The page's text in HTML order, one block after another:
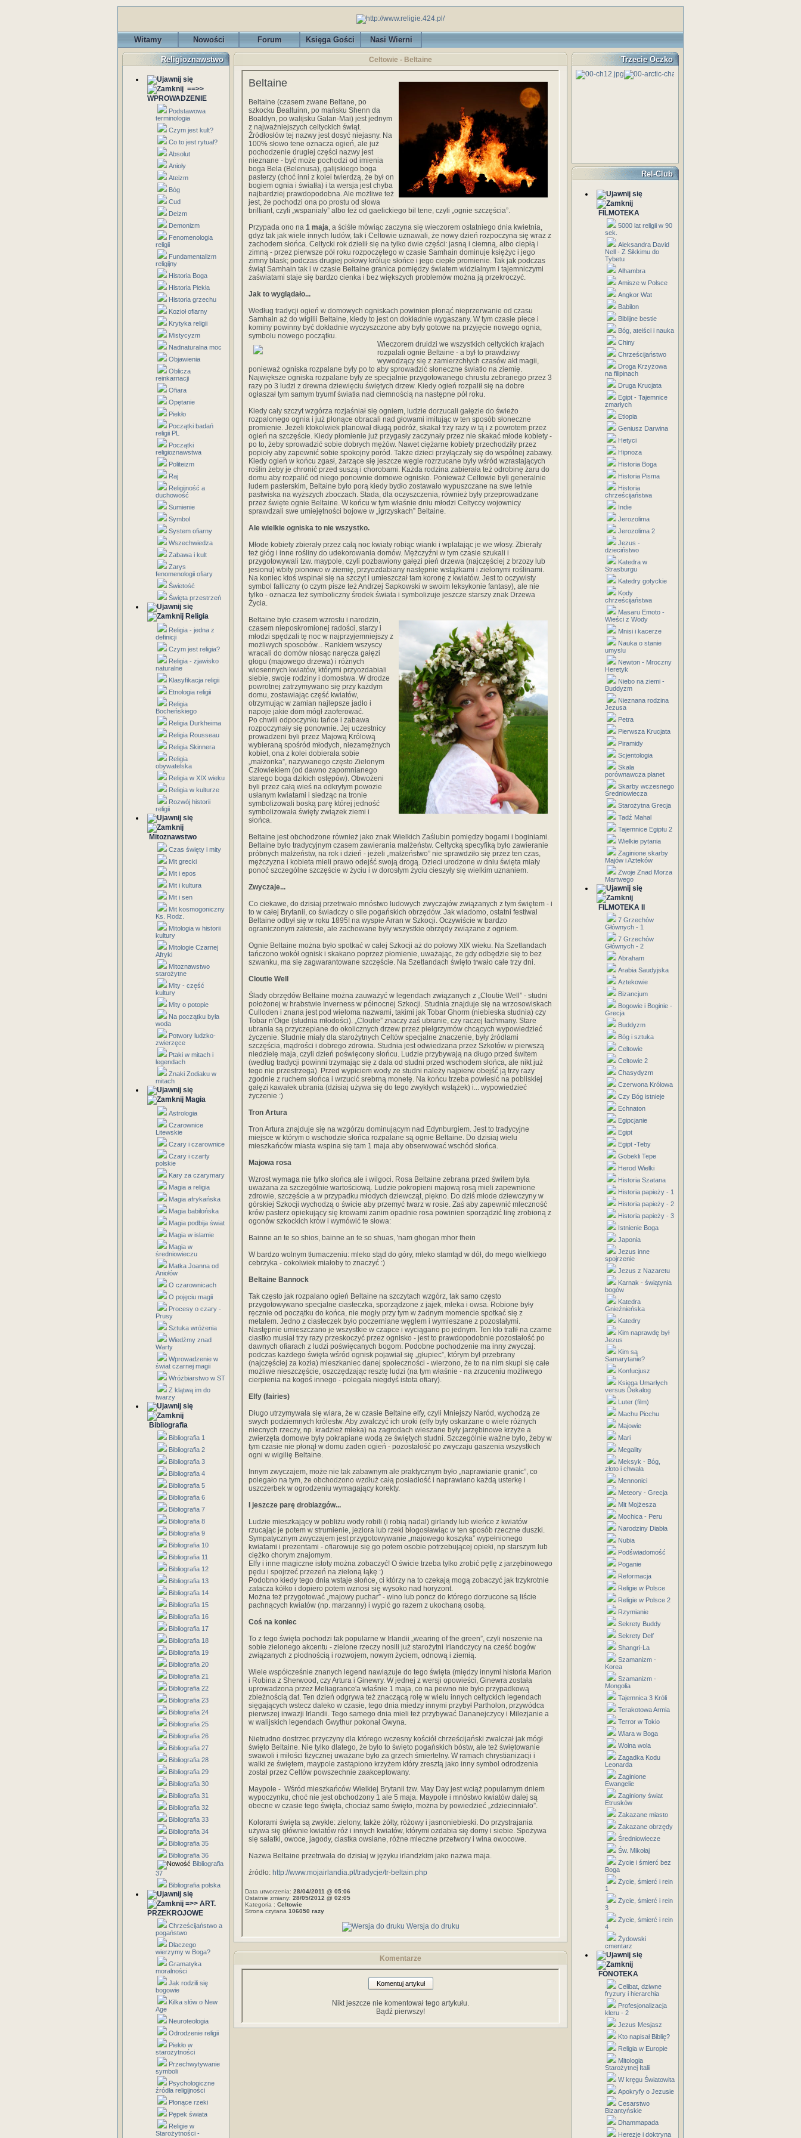
Witamy Nowości Forum Księga Gości Nasi Wierni
Religioznawstwo
==>>
WPROWADZENIE
Podstawowa
terminologia
Czym jest kult?
Co to jest rytuał?
Absolut
Anioły
Ateizm
Bóg
Cud
Deizm
Demonizm
Fenomenologia
religii
Fundamentalizm
religijny
Historia Boga
Historia Piekła
Historia grzechu
Kozioł ofiarny
Krytyka religii
Mistycyzm
Nadnaturalna moc
Objawienia
Oblicza
reinkarnacji
Ofiara
Opętanie
Piekło
Początki badań
religii PL
Początki
religioznawstwa
Politeizm
Raj
Religijność a
duchowość
Sumienie
Symbol
System ofiarny
Wszechwiedza
Zabawa i kult
Zarys
fenomenologii ofiary
Świetość
Święta przestrzeń
Religia
Religia - jedna z
definicji
Czym jest religia?
Religia - zjawisko
naturalne
Klasyfikacja religii
Etnologia religii
Religia
Bocheńskiego
Religia Durkheima
Religia Rousseau
Religia Skinnera
Religia
obywatelska
Religia w XIX wieku
Religia w kulturze
Rozwój historii
religii
Mitoznawstwo
Czas święty i mity
Mit grecki
Mit i epos
Mit i kultura
Mit i sen
Mit kosmogoniczny
Ks. Rodz.
Mitologia w historii
kultury
Mitologie Czarnej
Afryki
Mitoznawstwo
starożytne
Mity - część
kultury
Mity o potopie
Na początku była
woda
Potwory ludzko-
zwierzęce
Ptaki w mitach i
legendach
Znaki Zodiaku w
mitach
Magia
Astrologia
Czarownice
Litewskie
Czary i czarownice
Czary i czarty
polskie
Kary za czarymary
Magia a religia
Magia afrykańska
Magia babilońska
Magia podbija świat
Magia w islamie
Magia w
średniowieczu
Matka Joanna od
Aniołów
O czarownicach
O pojęciu magii
Procesy o czary -
Prusy
Sztuka wróżenia
Wiedźmy znad
Warty
Wprowadzenie w
świat czarnej magii
Wróżbiarstwo w ST
Z klątwą im do
twarzy
Bibliografia
Bibliografia 1
Bibliografia 2
Bibliografia 3
Bibliografia 4
Bibliografia 5
Bibliografia 6
Bibliografia 7
Bibliografia 8
Bibliografia 9
Bibliografia 10
Bibliografia 11
Bibliografia 12
Bibliografia 13
Bibliografia 14
Bibliografia 15
Bibliografia 16
Bibliografia 17
Bibliografia 18
Bibliografia 19
Bibliografia 20
Bibliografia 21
Bibliografia 22
Bibliografia 23
Bibliografia 24
Bibliografia 25
Bibliografia 26
Bibliografia 27
Bibliografia 28
Bibliografia 29
Bibliografia 30
Bibliografia 31
Bibliografia 32
Bibliografia 33
Bibliografia 34
Bibliografia 35
Bibliografia 36
Bibliografia
37
Bibliografia polska
=>> ART.
PRZEKROJOWE
Chrześcijaństwo a
pogaństwo
Dlaczego
wierzymy w Boga?
Gramatyka
moralności
Jak rodzili się
bogowie
Kilka słów o New
Age
Neuroteologia
Odrodzenie religii
Piekło w
starożytności
Przechwytywanie
symboli
Psychologiczne
źródła religijności
Płonące rzeki
Pępek świata
Religie w
Starożytności -
Celtowie - Beltaine
Beltaine
Beltaine (czasem zwane Beltane, po
szkocku Bealtuinn, po mańsku Shenn da
Boaldyn, po walijsku Galan-Mai) jest jednym
z najważniejszych celtyckich świąt.
Źródłosłów tej nazwy jest dosyć niejasny. Na
100% słowo tene oznacza ogień, ale już
pochodzenie drugiej części nazwy jest
nieznane - być może pochodzi od imienia
boga Bela (Belenusa), galijskiego boga
pasterzy (choć inni z kolei twierdzą, że był on
bogiem ognia i światła) i ta wersja jest chyba
najbardziej prawdopodobna. Ale możliwe też
jest, że pochodzi ona po prostu od słowa
brilliant, czyli „wspaniały” albo też od gaelickiego bil tene, czyli „ognie szczęścia”.
Przypada ono na 1 maja, a ściśle mówiąc zaczyna się wieczorem ostatniego dnia kwietnia,
gdyż tak jak wiele innych ludów, tak i Celtowie uznawali, że nowy dzień rozpoczyna się wraz z
zachodem słońca. Celtycki rok dzielił się na tylko dwie części: jasną i ciemną, albo ciepłą i
zimną - przez pierwsze pół roku rozpoczętego w czasie Samhain dominuje księżyc i jego
zimny blask; podczas drugiej połowy króluje słońce i jego ciepłe promienie. Tak jak podczas
świąt Samhain tak i w czasie Beltaine granica pomiędzy światem widzialnym i tajemniczymi
zaświatami staje się bardzo cienka i bez większych problemów można ją przekroczyć.
Jak to wyglądało...
Według tradycji ogień w domowych ogniskach powinien płonąć nieprzerwanie od czasu
Samhain aż do wigilii Beltaine, kiedy to jest on dokładnie wygaszany. W tym czasie piece i
kominy powinny być dokładnie wyczyszczone aby były gotowe na przyjęcie nowego ognia,
symbolu nowego początku.
Wieczorem druidzi we wszystkich celtyckich krajach
rozpalali ognie Beltaine - a był to prawdziwy
wywodzący się z zamierzchłych czasów akt magii,
ponieważ ogniska rozpalane były po to aby sprowadzić słoneczne światło na ziemię.
Największe ogniska rozpalane były ze specjalnie przygotowanego chrustu zebranego przez 3
razy po 3 ludzi z drewna dziewięciu świętych drzew. Kiedy ogień rozpalił się na dobre
ogłaszał tym samym tryumf światła nad ciemnością na następne pół roku.
Kiedy cały szczyt wzgórza rozjaśniał się ogniem, ludzie dorzucali gałęzie do świeżo
rozpalonego ognia i już płonące obracali nad głowami imitując w ten sposób słoneczne
promienie. Jeżeli ktokolwiek planował długą podróż, skakał trzy razy w tą i z powrotem przez
ogień na szczęście. Kiedy płomienie już przygasły zaczynały przez nie skakać młode kobiety -
po to, żeby sprowadzić sobie dobrych mężów. Nawet ciężarne kobiety przechodziły przez
popioły aby zapewnić sobie spokojny poród. Także dzieci przyłączały się do wspólnej zabawy.
Kiedy ogień w końcu zgasł, żarzące się jeszcze węgle rozrzucane były wśród wzrastających
roślin żeby je chronić przed suszą i chorobami. Każda rodzina zabierała też odrobinę żaru do
domu aby rozpalić od niego ponownie domowe ognisko. Ponieważ Celtowie byli generalnie
ludem pasterskim, Beltaine było porą kiedy bydło zostawało wypuszczane na swe letnie
pastwiska na wyższych zboczach. Stada, dla oczyszczenia, również były przeprowadzane
przez święte ognie Beltaine. W końcu w tym właśnie dniu młodzi Celtyccy wojownicy
sprawdzali swe umiejętności bojowe w „igrzyskach” Beltaine.
Ale wielkie ogniska to nie wszystko.
Młode kobiety zbierały przez całą noc kwiaty robiąc wianki i wplatając je we włosy. Zbierały
też głóg i inne rośliny do udekorowania domów. Mężczyźni w tym czasie szukali i
przygotowywali tzw. maypole, czyli pozbawiony gałęzi pień drzewa (najczęściej z brzozy lub
jesionu) wbity pionowo w ziemię, przyozdabiany następnie wstążkami i zielonymi roślinami.
Na koniec ktoś wspinał się na szczyt i umieszczał tam koronę z kwiatów. Jest to oczywisty
symbol falliczny (o czym pisze też Andrzej Sapkowski w swoim leksykonie fantasy), ale nie
tylko - oznacza też symboliczny środek świata i symbolizuje jeszcze starszy znak Drzewa
Życia.
Beltaine było czasem wzrostu i narodzin,
czasem nieposkromionej radości, starzy i
młodzi spędzali tę noc w najprzyjemniejszy z
możliwych sposobów... Rankiem wszyscy
wracali do domów niosąc naręcza gałęzi
głogu (majowego drzewa) i różnych
wiosennych kwiatów, którymi przyozdabiali
siebie, swoje rodziny i domostwa. W drodze
powrotnej zatrzymywano się przy każdym
domu, zostawiając część kwiatów,
otrzymując w zamian najlepsze jadło i
napoje jakie dom mógł zaoferować.
Po chwili odpoczynku tańce i zabawa
rozpoczynały się ponownie. Jej uczestnicy
prowadzeni byli przez Majową Królową
wybieraną spośród młodych, niezamężnych
kobiet, ona z kolei dobierała sobie
„małżonka”, nazywanego często Zielonym
Człowiekiem (od dawno zapomnianego
starego boga dzikich ostępów). Obwożeni
byli przez całą wieś na odkrytym powozie
usłanym kwiatami i siedząc na tronie
symbolizowali boską parę której jedność
symbolizowała święty związek ziemi i
słońca.
Beltaine jest obchodzone również jako znak Wielkich Zaślubin pomiędzy bogami i boginiami.
Beltaine było tradycyjnym czasem zawierania małżeństw. Celtycką specyfiką było zawieranie
próbnych małżeństw, na rok i dzień - jeżeli „małżeństwo” nie sprawdziło się przez ten czas,
mężczyzna i kobieta mieli prawo odejść swoją drogą. Dzieci urodzone w dniu święta miały
ponoć szczególne szczęście w życiu i w dorosłym życiu cieszyły się wielkim uznaniem.
Zwyczaje...
Co ciekawe, do dzisiaj przetrwało mnóstwo ludowych zwyczajów związanych z tym świętem - i
to w całej Brytanii, co świadczy o sile pogańskich obrzędów. Jak wiadomo, ostatni festiwal
Beltaine odbył się w roku 1895! na wyspie Arran w Szkocji. Oczywiście w bardzo
ograniczonym zakresie, ale zachowane były wszystkie obrzędy związane z ogniem.
Ognie Beltaine można było spotkać w całej Szkocji aż do połowy XIX wieku. Na Szetlandach
tańczono wokół ognisk i skakano poprzez płomienie, uważając, że gdy odbędzie się to bez
szwanku, ma się zagwarantowane szczęście. Na Szetlandach święto trwało całe trzy dni.
Cloutie Well
Ślady obrzędów Beltaine można zauważyć w legendach związanych z „Cloutie Well” - studni
położonej w hrabstwie Inverness w północnej Szkocji. Studnia znajduje się na wrzosowiskach
Culloden i znana jest pod wieloma nazwami, takimi jak Tobar Ghorm (niebieska studnia) czy
Tobar n'Oige (studnia młodości). „Cloutie” znaczy zaś ubranie, czy raczej łachmany. Stare
ubrania są przyczepiane do okolicznych drzew przez pielgrzymów chcących wypowiedzieć
życzenie. Studnie miały dla starożytnych Celtów specjalne znaczenie, były źródłami
szczęścia, mądrości i dobrego zdrowia. Studnia jest odwiedzana przez Szkotów w pierwszą
niedzielę maja, czyli dzień poświęcony słońcu. Ludzie przybywają na długo przed świtem
(według tradycji powinni trzymając się z dala od studni przed wschodem słońca, ale nikt już
tego nie przestrzega). Przed wypiciem wody ze studni należy najpierw obejść ją trzy razy
zgodnie z ruchem słońca i wrzucić srebrną monetę. Na końcu trzeba powiesić na pobliskiej
gałęzi kawałek ubrania (dzisiaj używa się do tego zwykłych wstążek) i... wypowiedzieć
życzenie :)
Tron Artura
Tron Artura znajduje się na wzgórzu dominującym nad Edynburgiem. Jest to tradycyjne
miejsce w którym o wschodzie słońca rozpalane są ognie Beltaine. Do dzisiaj wielu
mieszkańców miasta wspina się tam 1 maja aby obserwować wschód słońca.
Majowa rosa
Wzrost wymaga nie tylko słońca ale i wilgoci. Rosa Beltaine zebrana przed świtem była
uważana za szczególnie wartościową. Ludzie pokropieni majową rosą mieli zapewnione
zdrowie, szczęście a w przypadku młodych dziewcząt, piękno. Do dziś młode dziewczyny w
górskiej Szkocji wychodzą o świcie aby przemyć twarz w rosie. Zaś aby zapewnić mleczność
krów pasterz opiekujący się krowami zanim opadnie rosa powinien sporządzić linę zrobioną z
ogonów szkockich krów i wymówić te słowa:
Bainne an te so shios, bainne an te so shuas, 'nam ghogan mhor fhein
W bardzo wolnym tłumaczeniu: mleko stąd do góry, mleko stamtąd w dół, do mego wielkiego
cebrzyka - cokolwiek miałoby to znaczyć :)
Beltaine Bannock
Tak często jak rozpalano ogień Beltaine na szczytach wzgórz, tak samo często
przygotowywano specjalne ciasteczka, sporządzone z jajek, mleka i owsa. Robione były
ręcznie od początku do końca, nie mogły przy tym w żadnym momencie spotkać się z
metalem. Jedno z ciasteczek było poczerniane węglem i wymieszane z pozostałymi.
Następnie umieszczano je wszystkie w czapce i wyciągano po jednym. Ten kto trafił na czarne
ciastko musiał trzy razy przeskoczyć przez ognisko - jest to prawdopodobnie pozostałość po
dawnych ofiarach z ludzi poświęcanych bogom. Podobne pochodzenie ma inny zwyczaj:
podczas każdego święta wśród ognisk pojawiał się „głupiec”, którym był przebrany
(najczęściej za kozła) mieszkaniec danej społeczności - wierzono, że to na nim skupi się całe
możliwe nieszczęście, oszczędzając resztę ludzi (na tym właśnie - na zrzuceniu możliwego
cierpienia na kogoś innego - polegała niegdyś istota ofiary).
Elfy (fairies)
Długo utrzymywała się wiara, że w czasie Beltaine elfy, czyli Mniejszy Naród, wychodzą ze
swych podziemnych królestw. Aby zwalczyć ich uroki (elfy były oskarżane o wiele różnych
niecnych rzeczy, np. kradzież mleka) na zagrodach wieszane były jarzębinowe krzyże a
zwierzęta domowe były pokrapiane wodą ze świętych studni. Szczególnie ważne było, żeby w
tym czasie nie płonął w domu żaden ogień - pozostałość po zwyczaju gaszenia wszystkich
ogni w wigilię Beltaine.
Innym zwyczajem, może nie tak zabawnym ale praktycznym było „naprawianie granic”, co
polegało na tym, że obchodzono wzdłuż całą posiadłość i naprawiano każdą usterkę i
uszczerbek w ogrodzeniu wymagający korekty.
I jeszcze parę drobiazgów...
Ludzie mieszkający w pobliżu wody robili (i robią nadal) girlandy lub wieńce z kwiatów
rzucając je potem w strumienie, jeziora lub rzeki błogosławiąc w ten sposób rzeczne duszki.
Sympatycznym zwyczajem jest przygotowywanie „majowego koszyka” wypełnionego
kwiatami i prezentami - ofiarowuje się go potem osobie potrzebującej opieki, np starszym lub
ciężko chorym znajomym.
Elfy i inne magiczne istoty można zobaczyć! O świcie trzeba tylko zrobić pętlę z jarzębinowego
pędu i spojrzeć przezeń na zieloną łąkę :)
Podobno kiedy tego dnia wstaje słońce, ci którzy na to czekają mogą zobaczyć jak trzykrotnie
zatacza kółko i dopiero potem wznosi się wysoko nad horyzont.
Można też przygotować „majowy puchar” - wino lub poncz do którego dorzucone są liście
pachnących kwiatów (np. marzanny) i wypić go razem z ukochaną osobą.
Coś na koniec
To z tego święta pochodzi tak popularne w Irlandii „wearing of the green”, czyli noszenie na
sobie zielonego akcentu - zielone rzeczy nosili już starożytni Irlandczycy na cześć bogów
związanych z płodnością i rozwojem, nowym życiem, odnową i ziemią.
Wiele współcześnie znanych legend nawiązuje do tego święta (między innymi historia Marion
i Robina z Sherwood, czy Artura i Ginewry. W jednej z wersji opowieści, Ginewra została
uprowadzona przez Meliagrance'a właśnie 1 maja, co na pewno nie było przypadkową
zbieżnością dat. Ten dzień odgrywa też znaczącą rolę w wielu innych celtyckich legendach
sięgających wstecz daleko w czasie, tego dnia miedzy innymi przybył Partholon, przywódca
pierwszej inwazji Irlandii. Tego samego dnia mieli też przybywać Dananejczycy i Milezjanie a
w walijskich legendach Gwythur pokonał Gwyna.
Nietrudno dostrzec przyczyny dla którego wczesny kościół chrześcijański zwalczał jak mógł
święto Beltaine. Nie tylko dlatego, że było to święto pogańskich bóstw, ale też świętowanie
swawoli i miłości fizycznej uważane było za grzech śmiertelny. W ramach chrystianizacji i
walki ze świętem, maypole zastąpiono krzyżem który zresztą jako inny symbol odrodzenia
został przez Celtów powszechnie zaakceptowany.
Maypole - Wśród mieszkańców Wielkiej Brytanii tzw. May Day jest wciąż popularnym dniem
wypoczynku, choć nie jest obchodzony 1 ale 5 maja. Maypole i mnóstwo kwiatów dalej są
obecne w czasie tego święta, chociaż samo święto, można by powiedzieć „zdziecinniało”.
Kolorami święta są zwykle: zielony, także żółty, różowy i jasnoniebieski. Do przystrajania
używa się głównie kwiatów róż i innych kwiatów, którymi ozdabia się domy i siebie. Spożywa
się sałatki, owoce, jagody, ciastka owsiane, różne mleczne przetwory i wina owocowe.
Nazwa Beltaine przetrwała do dzisiaj w języku irlandzkim jako nazwa maja.
źródło: http://www.mojairlandia.pl/tradycje/tr-beltain.php
Data utworzenia: 28/04/2011 @ 05:06
Ostatnie zmiany: 28/05/2012 @ 02:05
Kategoria : Celtowie
Strona czytana 106050 razy
Wersja do druku
Komentarze
Komentuj artykuł
Nikt jeszcze nie komentował tego artykułu.
Bądź pierwszy!
Trzecie Oczko
Rel-Club
FILMOTEKA
5000 lat religii w 90
sek.
Aleksandra David
Nell - Z Sikkimu do
Tybetu
Alhambra
Amisze w Polsce
Angkor Wat
Babilon
Biblijne bestie
Bóg, ateiści i nauka
Chiny
Chrześcijaństwo
Droga Krzyżowa
na filipinach
Druga Krucjata
Egipt - Tajemnice
zmarłych
Etiopia
Geniusz Darwina
Hetyci
Hipnoza
Historia Boga
Historia Pisma
Historia
chrześcijaństwa
Indie
Jerozolima
Jerozolima 2
Jezus -
dzieciństwo
Katedra w
Strasburgu
Katedry gotyckie
Kody
chrześcijaństwa
Masaru Emoto -
Wieści z Wody
Mnisi i kacerze
Nauka o stanie
umyslu
Newton - Mroczny
Heretyk
Niebo na ziemi -
Buddyzm
Nieznana rodzina
Jezusa
Petra
Pierwsza Krucjata
Piramidy
Scjentologia
Skala
porównawcza planet
Skarby wczesnego
Średniowiecza
Starożytna Grecja
Tadź Mahal
Tajemnice Egiptu 2
Wielkie pytania
Zaginione skarby
Majów i Azteków
Zwoje Znad Morza
Martwego
FILMOTEKA II
7 Grzechów
Głównych - 1
7 Grzechów
Głównych - 2
Abraham
Arabia Saudyjska
Aztekowie
Bizancjum
Bogowie i Boginie -
Grecja
Buddyzm
Bóg i sztuka
Celtowie
Celtowie 2
Chasydyzm
Czerwona Królowa
Czy Bóg istnieje
Echnaton
Egipcjanie
Egipt
Egipt -Teby
Gobekli Tepe
Herod Wielki
Historia Szatana
Historia papieży - 1
Historia papieży - 2
Historia papieży - 3
Istnienie Boga
Japonia
Jezus inne
spojrzenie
Jezus z Nazaretu
Karnak - świątynia
bogów
Katedra
Gnieźnieńska
Katedry
Kim naprawdę był
Jezus
Kim są
Samarytanie?
Konfucjusz
Księga Umarłych
versus Dekalog
Luter (film)
Machu Picchu
Majowie
Mari
Megality
Meksyk - Bóg,
złoto i chwała
Mennonici
Meteory - Grecja
Mit Mojżesza
Mochica - Peru
Narodziny Diabła
Nubia
Podświadomość
Poganie
Reformacja
Religie w Polsce
Religie w Polsce 2
Rzymianie
Sekrety Buddy
Sekrety Delf
Shangri-La
Szamanizm -
Korea
Szamanizm -
Mongolia
Tajemnica 3 Króli
Terakotowa Armia
Terror w Tokio
Wiara w Boga
Wolna wola
Zagadka Kodu
Leonarda
Zaginione
Ewangelie
Zaginiony świat
Etrusków
Zakazane miasto
Zakazane obrzędy
Średniowiecze
Św. Mikołaj
Życie i śmierć bez
Boga
Życie, śmierć i rein
1
Życie, śmierć i rein
3
Życie, śmierć i rein
4
Żydowski
cmentarz
FONOTEKA
Celibat, dziwne
fryzury i hierarchia
Profesjonalizacja
kleru - 2
Jezus Mesjasz
Kto napisał Biblię?
Religia w Europie
Mitologia
Starożytnej Italii
W kręgu Światowita
Apokryfy o Jezusie
Cesarstwo
Bizantyńskie
Dhammapada
Herezje i doktryna